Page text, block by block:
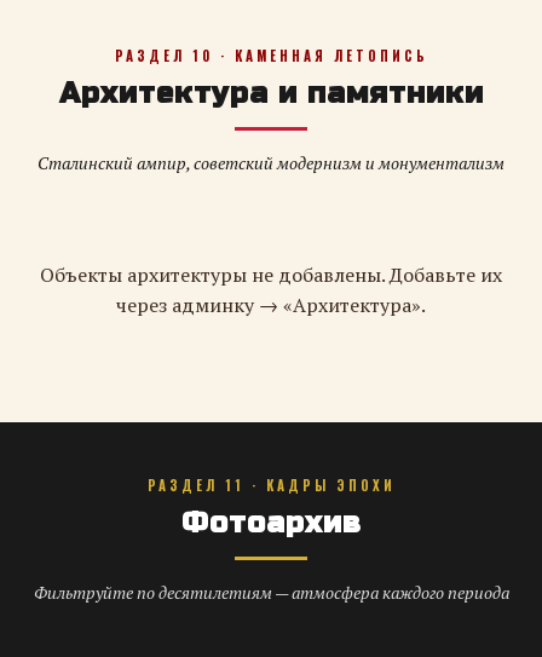
РАЗДЕЛ 10 · КАМЕННАЯ ЛЕТОПИСЬ
Архитектура и памятники
Сталинский ампир, советский модернизм и монументализм
Объекты архитектуры не добавлены. Добавьте их
через админку → «Архитектура».
РАЗДЕЛ 11 · КАДРЫ ЭПОХИ
Фотоархив
Фильтруйте по десятилетиям — атмосфера каждого периода